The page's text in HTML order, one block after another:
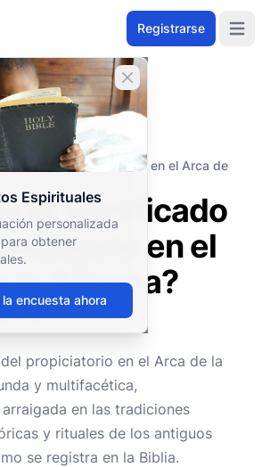
Registrarse
Cerrar banner
Espirituales
personalizada
obtener
encuesta ahora
Biblia
del propiciatorio en el Arca de
el significado
en el
la Alianza?
propiciatorio en el Arca de la
y multifacética,
en las tradiciones
y rituales de los antiguos
se registra en la Biblia.